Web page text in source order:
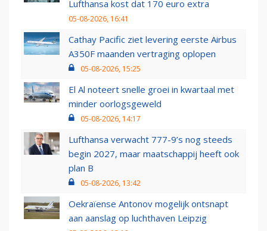
Lufthansa kost dat 170 euro extra
05-08-2026, 16:41
Cathay Pacific ziet levering eerste Airbus
A350F maanden vertraging oplopen
05-08-2026, 15:25
El Al noteert snelle groei in kwartaal met
minder oorlogsgeweld
05-08-2026, 14:17
Lufthansa verwacht 777-9’s nog steeds
begin 2027, maar maatschappij heeft ook
plan B
05-08-2026, 13:42
Oekraïense Antonov mogelijk ontsnapt
aan aanslag op luchthaven Leipzig